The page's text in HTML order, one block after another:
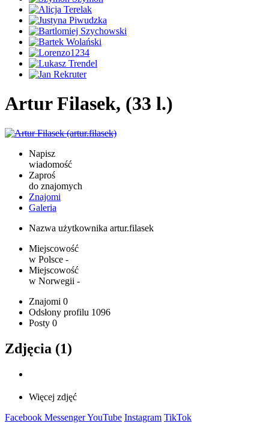
Artur Filasek, (33 l.)
Napisz
wiadomość
Zaproś
do znajomych
Znajomi
Galeria
Nazwa użytkownika artur.filasek
Miejscowość
w Polsce -
Miejscowość
w Norwegii -
Znajomi 0
Odsłony profilu 1096
Posty 0
Zdjęcia (1)
Więcej zdjęć
Facebook MessengerYouTube Instagram TikTok